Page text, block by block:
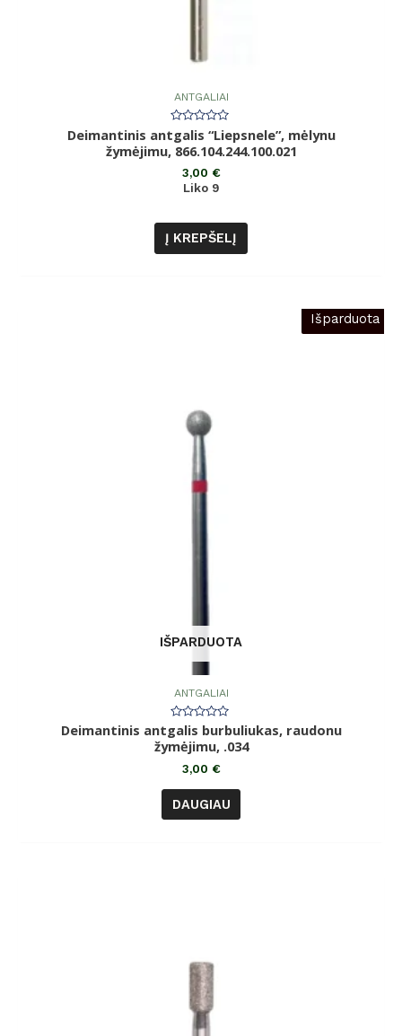
ANTGALIAI
Įvertinimas:
0
iš
Deimantinis antgalis “Liepsnele”, mėlynu
žymėjimu, 866.104.244.100.021
3,00 €
Liko 9
Į KREPŠELĮ
Išparduota
IŠPARDUOTA
ANTGALIAI
Įvertinimas:
0
iš
Deimantinis antgalis burbuliukas, raudonu
žymėjimu, .034
3,00 €
DAUGIAU